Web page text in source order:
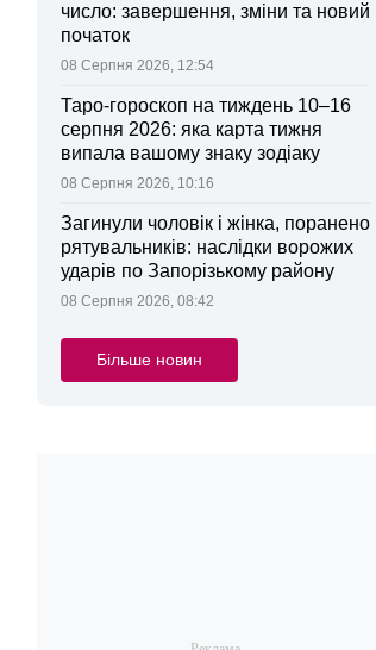
число: завершення, зміни та новий
початок
08 Серпня 2026, 12:54
Таро-гороскоп на тиждень 10–16
серпня 2026: яка карта тижня
випала вашому знаку зодіаку
08 Серпня 2026, 10:16
Загинули чоловік і жінка, поранено
рятувальників: наслідки ворожих
ударів по Запорізькому району
08 Серпня 2026, 08:42
Більше новин